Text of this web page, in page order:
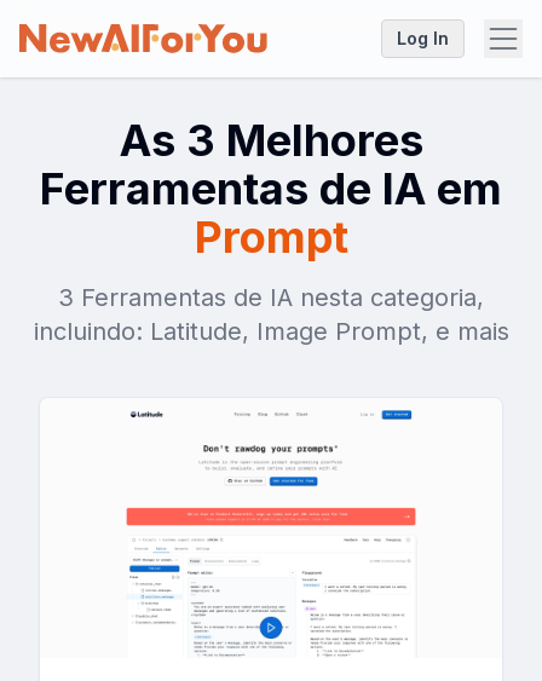
Log In
As 3 Melhores
Ferramentas de IA em
Prompt
3 Ferramentas de IA nesta categoria,
incluindo: Latitude, Image Prompt, e mais